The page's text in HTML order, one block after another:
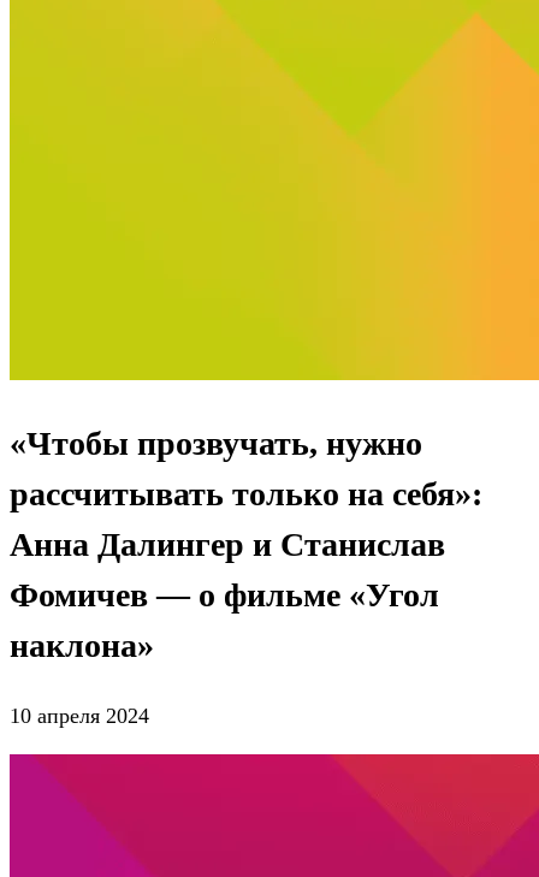
«Чтобы прозвучать, нужно
рассчитывать только на себя»:
Анна Далингер и Станислав
Фомичев — о фильме «Угол
наклона»
10 апреля 2024